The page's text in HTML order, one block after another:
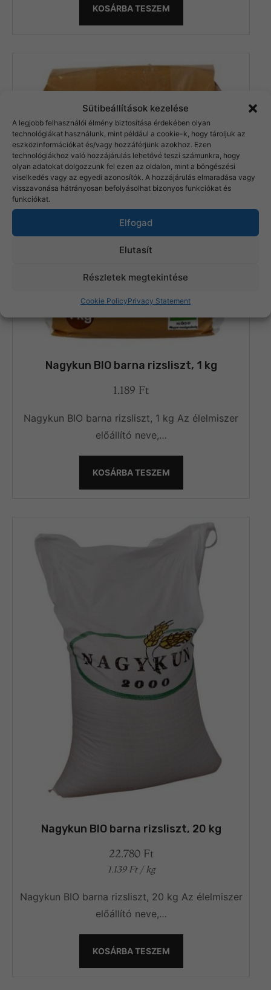
Sütibeállítások kezelése
A legjobb felhasználói élmény biztosítása érdekében olyan
technológiákat használunk, mint például a cookie-k, hogy tároljuk az
eszközinformációkat és/vagy hozzáférjünk azokhoz. Ezen
technológiákhoz való hozzájárulás lehetővé teszi számunkra, hogy
olyan adatokat dolgozzunk fel ezen az oldalon, mint a böngészési
viselkedés vagy az egyedi azonosítók. A hozzájárulás elmaradása vagy
visszavonása hátrányosan befolyásolhat bizonyos funkciókat és
funkciókat.
Elfogad
Elutasít
Részletek megtekintése
Cookie PolicyPrivacy Statement
KOSÁRBA TESZEM
Nagykun BIO barna rizsliszt, 1 kg
1.189 Ft
Nagykun BIO barna rizsliszt, 1 kg Az élelmiszer
előállító neve,…
KOSÁRBA TESZEM
Nagykun BIO barna rizsliszt, 20 kg
22.780 Ft
1.139 Ft / kg
Nagykun BIO barna rizsliszt, 20 kg Az élelmiszer
előállító neve,…
KOSÁRBA TESZEM